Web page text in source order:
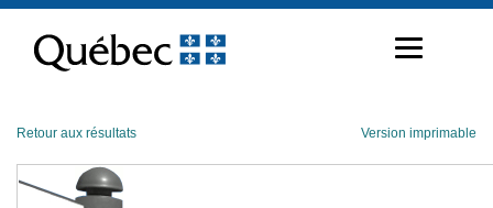
contenu
Retour aux résultats Version imprimable